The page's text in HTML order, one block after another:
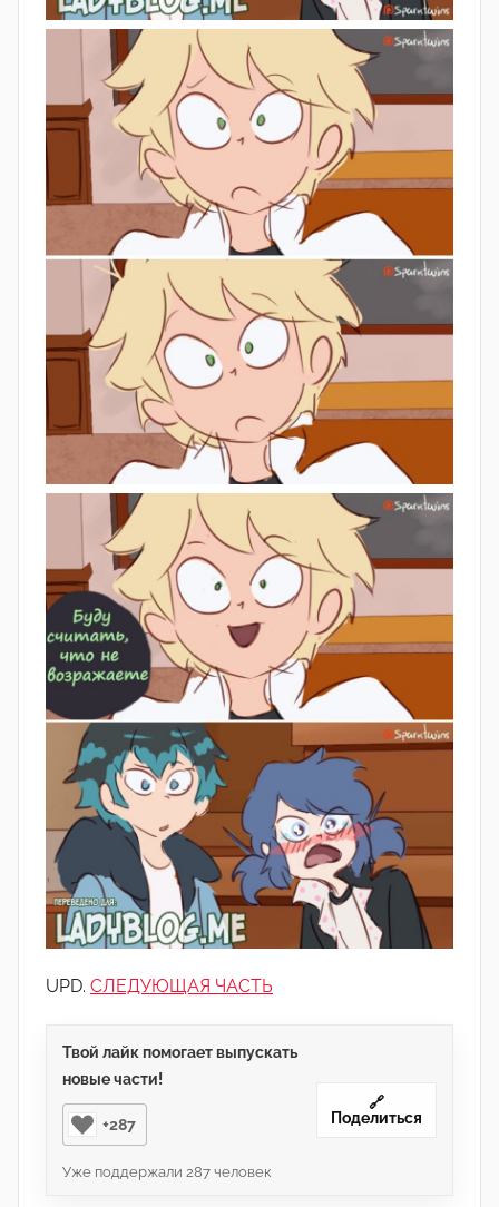
UPD. СЛЕДУЮЩАЯ ЧАСТЬ
Твой лайк помогает выпускать
новые части!
+287
Уже поддержали 287 человек
🔗
Поделиться